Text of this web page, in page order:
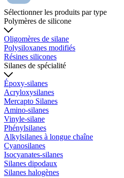
Sélectionner les produits par type
Polymères de silicone
Oligomères de silane
Polysiloxanes modifiés
Résines silicones
Silanes de spécialité
Époxy-silanes
Acryloxysilanes
Mercapto Silanes
Amino-silanes
Vinyle-silane
Phénylsilanes
Alkylsilanes à longue chaîne
Cyanosilanes
Isocyanates-silanes
Silanes dipodaux
Silanes halogènes